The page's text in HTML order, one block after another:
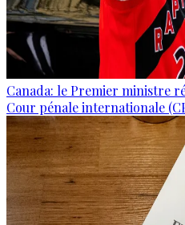
Canada: le Premier ministre
Cour pénale internationale